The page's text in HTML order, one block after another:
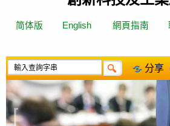
简体版 English 網頁指南
分享